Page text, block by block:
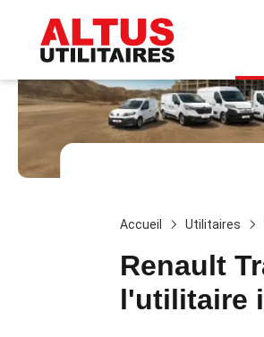
Accueil Utilitaires
Renault
l'utilitaire